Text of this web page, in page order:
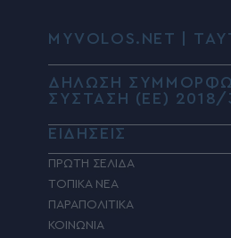
MYVOLOS.NET |
ΔΗΛΩΣΗ
ΣΥΣΤΑΣΗ (ΕΕ) 2018/
ΕΙΔΗΣΕΙΣ
ΠΡΩΤΗ ΣΕΛΙΔΑ
ΤΟΠΙΚΑ ΝΕΑ
ΠΑΡΑΠΟΛΙΤΙΚΑ
ΚΟΙΝΩΝΙΑ